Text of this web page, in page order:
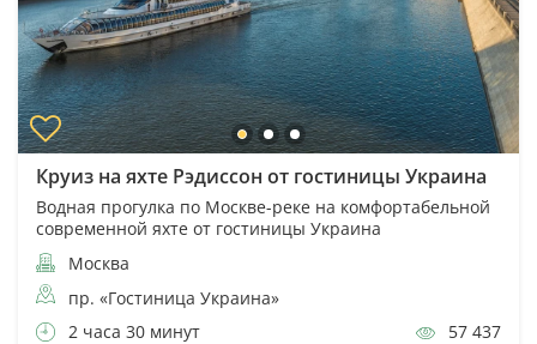
Круиз на яхте Рэдиссон от гостиницы Украина
Водная прогулка по Москве-реке на комфортабельной
современной яхте от гостиницы Украина
Москва
пр. «Гостиница Украина»
2 часа 30 минут
57 437